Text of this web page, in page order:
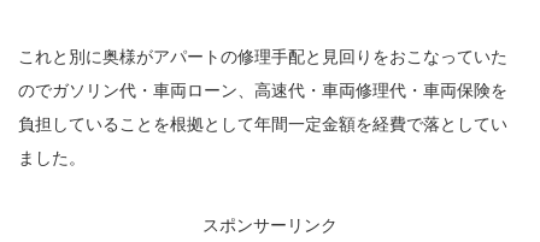
これと別に奥様がアパートの修理手配と見回りをおこなっていた
のでガソリン代・車両ローン、高速代・車両修理代・車両保険を
負担していることを根拠として年間一定金額を経費で落としてい
ました。
スポンサーリンク